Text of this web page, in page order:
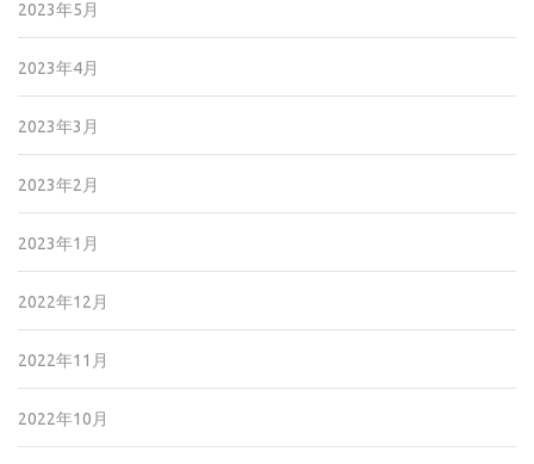
2023年5月
2023年4月
2023年3月
2023年2月
2023年1月
2022年12月
2022年11月
2022年10月